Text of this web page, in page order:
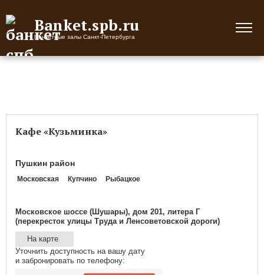
Banket.spb.ru
Банкетные залы Санкт-Петербурга
Кафе «Кузьминка»
Пушкин район
Московская Купчино Рыбацкое
Московское шоссе (Шушары), дом 201, литера Г
(перекресток улицы Труда и Ленсоветовской дороги)
На карте
Уточнить доступность на вашу дату
и забронировать по телефону: